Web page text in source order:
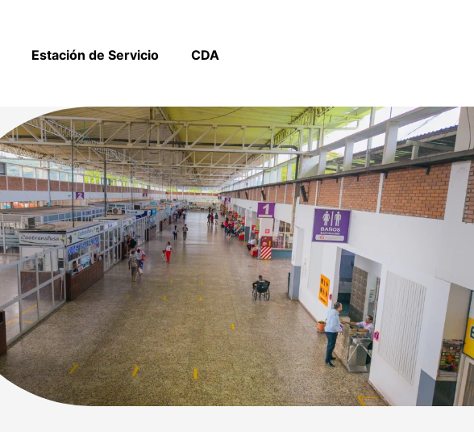
Estación de Servicio CDA